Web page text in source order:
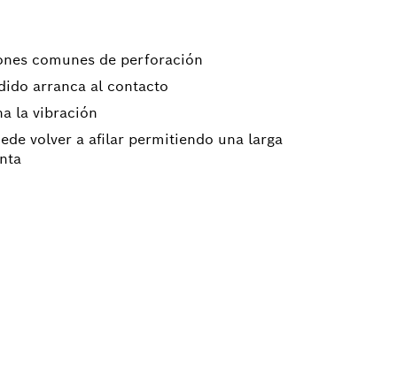
comunes de perforación
arranca al contacto
la vibración
volver a afilar permitiendo una larga